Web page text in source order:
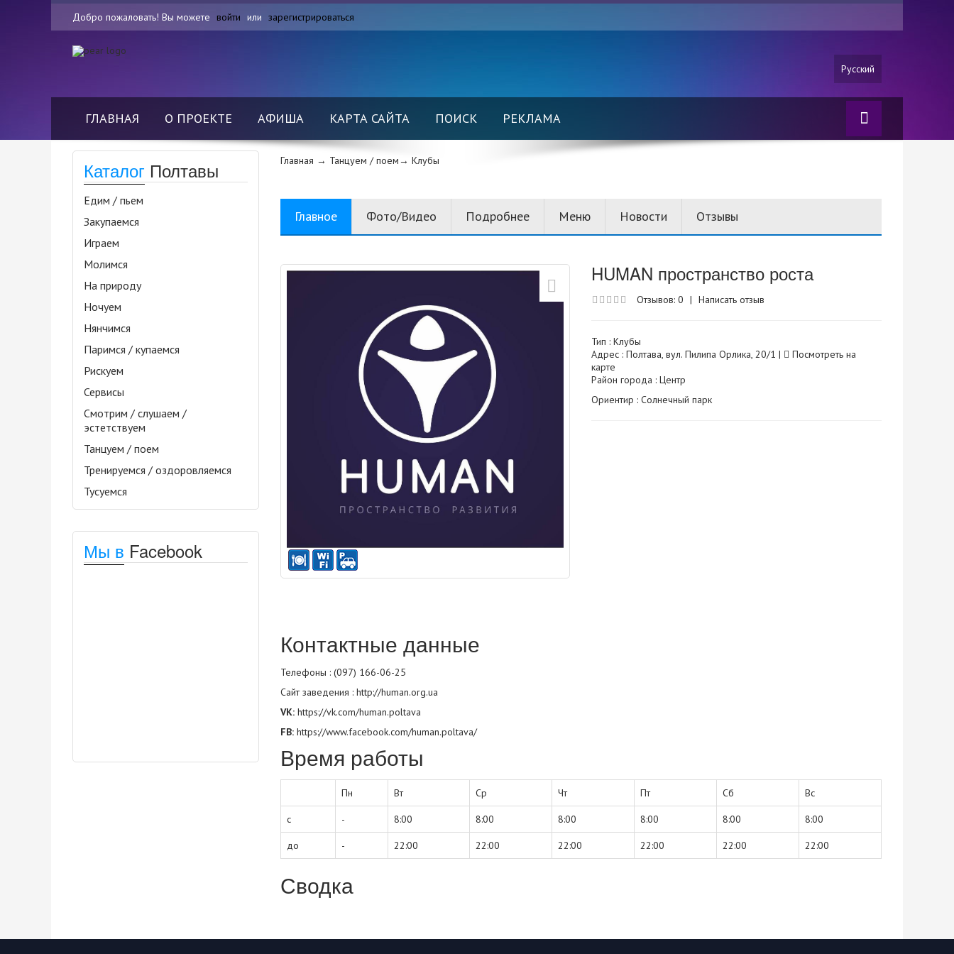
Добро пожаловать! Вы можете войти или зарегистрироваться
Русский
ГЛАВНАЯ О ПРОЕКТЕ АФИША КАРТА САЙТА ПОИСК РЕКЛАМА
Каталог Полтавы
Едим / пьем
Закупаемся
Играем
Молимся
На природу
Ночуем
Нянчимся
Паримся / купаемся
Рискуем
Сервисы
Смотрим / слушаем /
эстетствуем
Танцуем / поем
Тренируемся / оздоровляемся
Тусуемся
Мы в Facebook
Главная → Танцуем / поем→ Клубы
Главное Фото/Видео Подробнее Меню Новости Отзывы
HUMAN пространство роста
Отзывов: 0 | Написать отзыв
Тип :Клубы
Адрес : Полтава, вул. Пилипа Орлика, 20/1 |
Посмотреть на
карте
Район города : Центр
Ориентир : Солнечный парк
Контактные данные
Телефоны : (097) 166-06-25
Сайт заведения : http://human.org.ua
VK: https://vk.com/human.poltava
FB: https://www.facebook.com/human.poltava/
Время работы
Пн Вт Ср Чт Пт Сб Вс
с - 8:00 8:00 8:00 8:00 8:00 8:00
до - 22:00 22:00 22:00 22:00 22:00 22:00
Сводка